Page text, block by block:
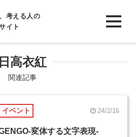
考える人の
イト
日高衣紅
関連記事
イベント 24/2/16
変体する文字表現-